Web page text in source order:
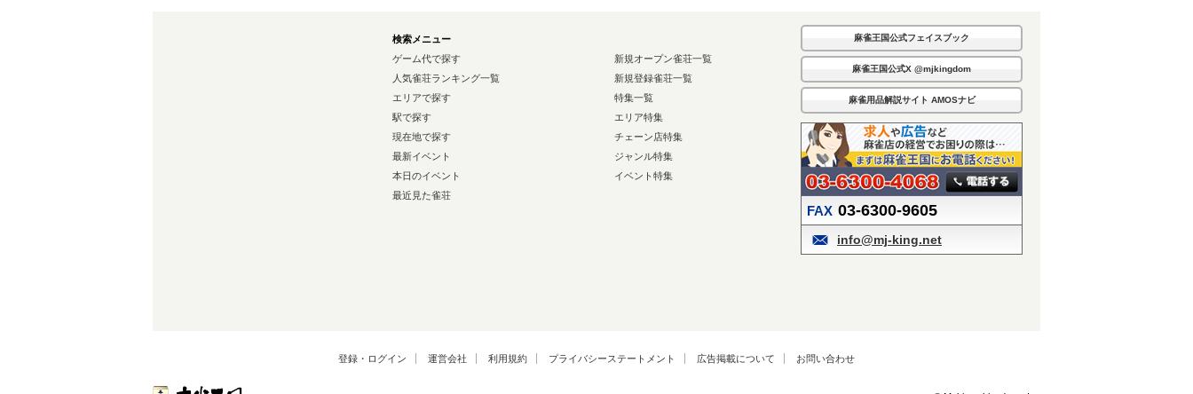
検索メニュー
ゲーム代で探す
人気雀荘ランキング一覧
エリアで探す
駅で探す
現在地で探す
最新イベント
本日のイベント
最近見た雀荘
新規オープン雀荘一覧
新規登録雀荘一覧
特集一覧
エリア特集
チェーン店特集
ジャンル特集
イベント特集
麻雀王国公式フェイスブック
麻雀王国公式X @mjkingdom
麻雀用品解説サイト AMOSナビ
FAX 03-6300-9605
info@mj-king.net
登録・ログイン 運営会社 利用規約 プライバシーステートメント 広告掲載について お問い合わせ